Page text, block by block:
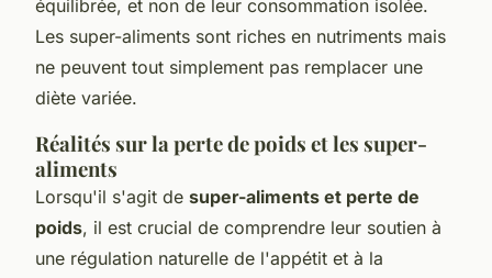
équilibrée, et non de leur consommation isolée.
Les super-aliments sont riches en nutriments mais
ne peuvent tout simplement pas remplacer une
diète variée.
Réalités sur la perte de poids et les super-
aliments
Lorsqu'il s'agit de super-aliments et perte de
poids, il est crucial de comprendre leur soutien à
une régulation naturelle de l'appétit et à la